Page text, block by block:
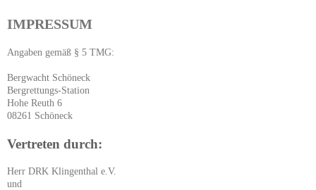
IMPRESSUM
Angaben gemäß § 5 TMG:
Bergwacht Schöneck
Bergrettungs-Station
Hohe Reuth 6
08261 Schöneck
Vertreten durch:
Herr DRK Klingenthal e.V.
und